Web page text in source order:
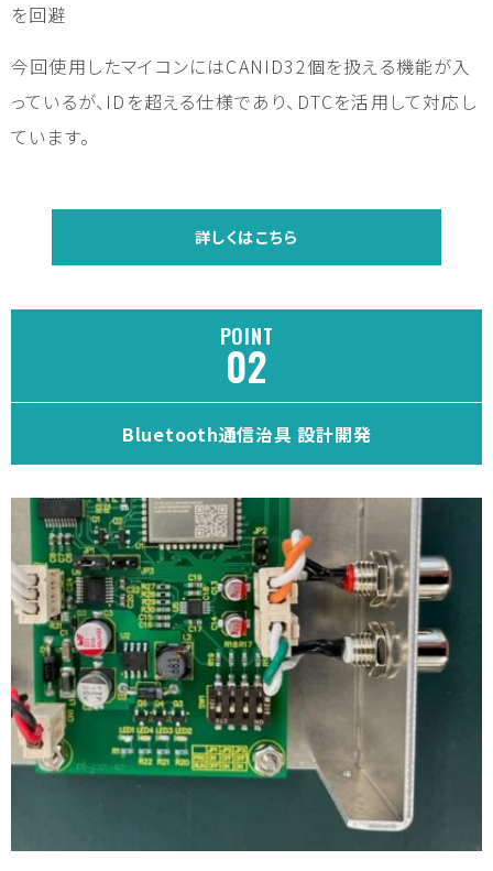
を回避
今回使用したマイコンにはCANID32個を扱える機能が入
っているが、IDを超える仕様であり、DTCを活用して対応し
ています。
詳しくはこちら
POINT
Bluetooth通信治具 設計開発